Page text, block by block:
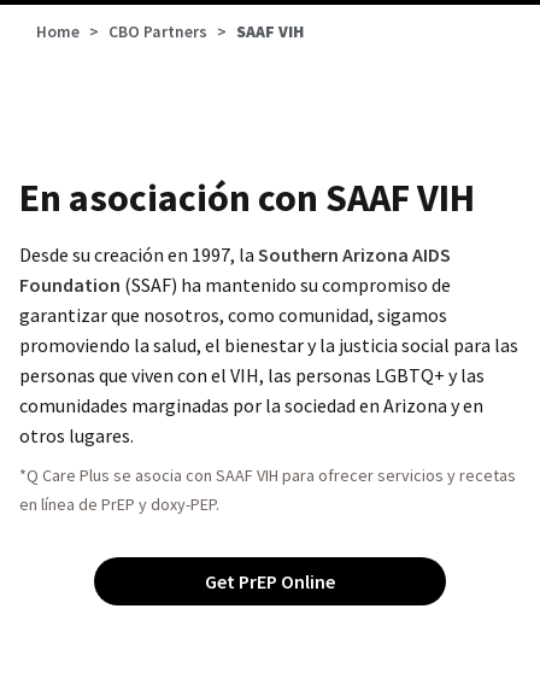
Home > CBO Partners > SAAF VIH
En asociación con SAAF VIH
Desde su creación en 1997, la Southern Arizona AIDS
Foundation (SSAF) ha mantenido su compromiso de
garantizar que nosotros, como comunidad, sigamos
promoviendo la salud, el bienestar y la justicia social para las
personas que viven con el VIH, las personas LGBTQ+ y las
comunidades marginadas por la sociedad en Arizona y en
otros lugares.
*Q Care Plus se asocia con SAAF VIH para ofrecer servicios y recetas
en línea de PrEP y doxy-PEP.
Get PrEP Online